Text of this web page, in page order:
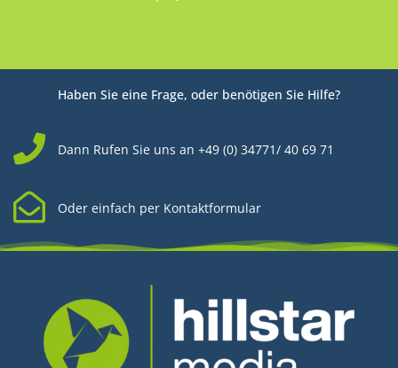
Haben Sie eine Frage, oder benötigen Sie Hilfe?
Dann Rufen Sie uns an +49 (0) 34771/ 40 69 71
Oder einfach per Kontaktformular